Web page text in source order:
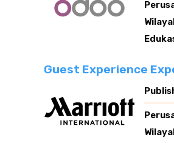
Guest Experience